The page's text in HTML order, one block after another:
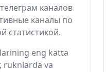
каналов
каналы по
статистикой.
eng katta
ruknlarda va